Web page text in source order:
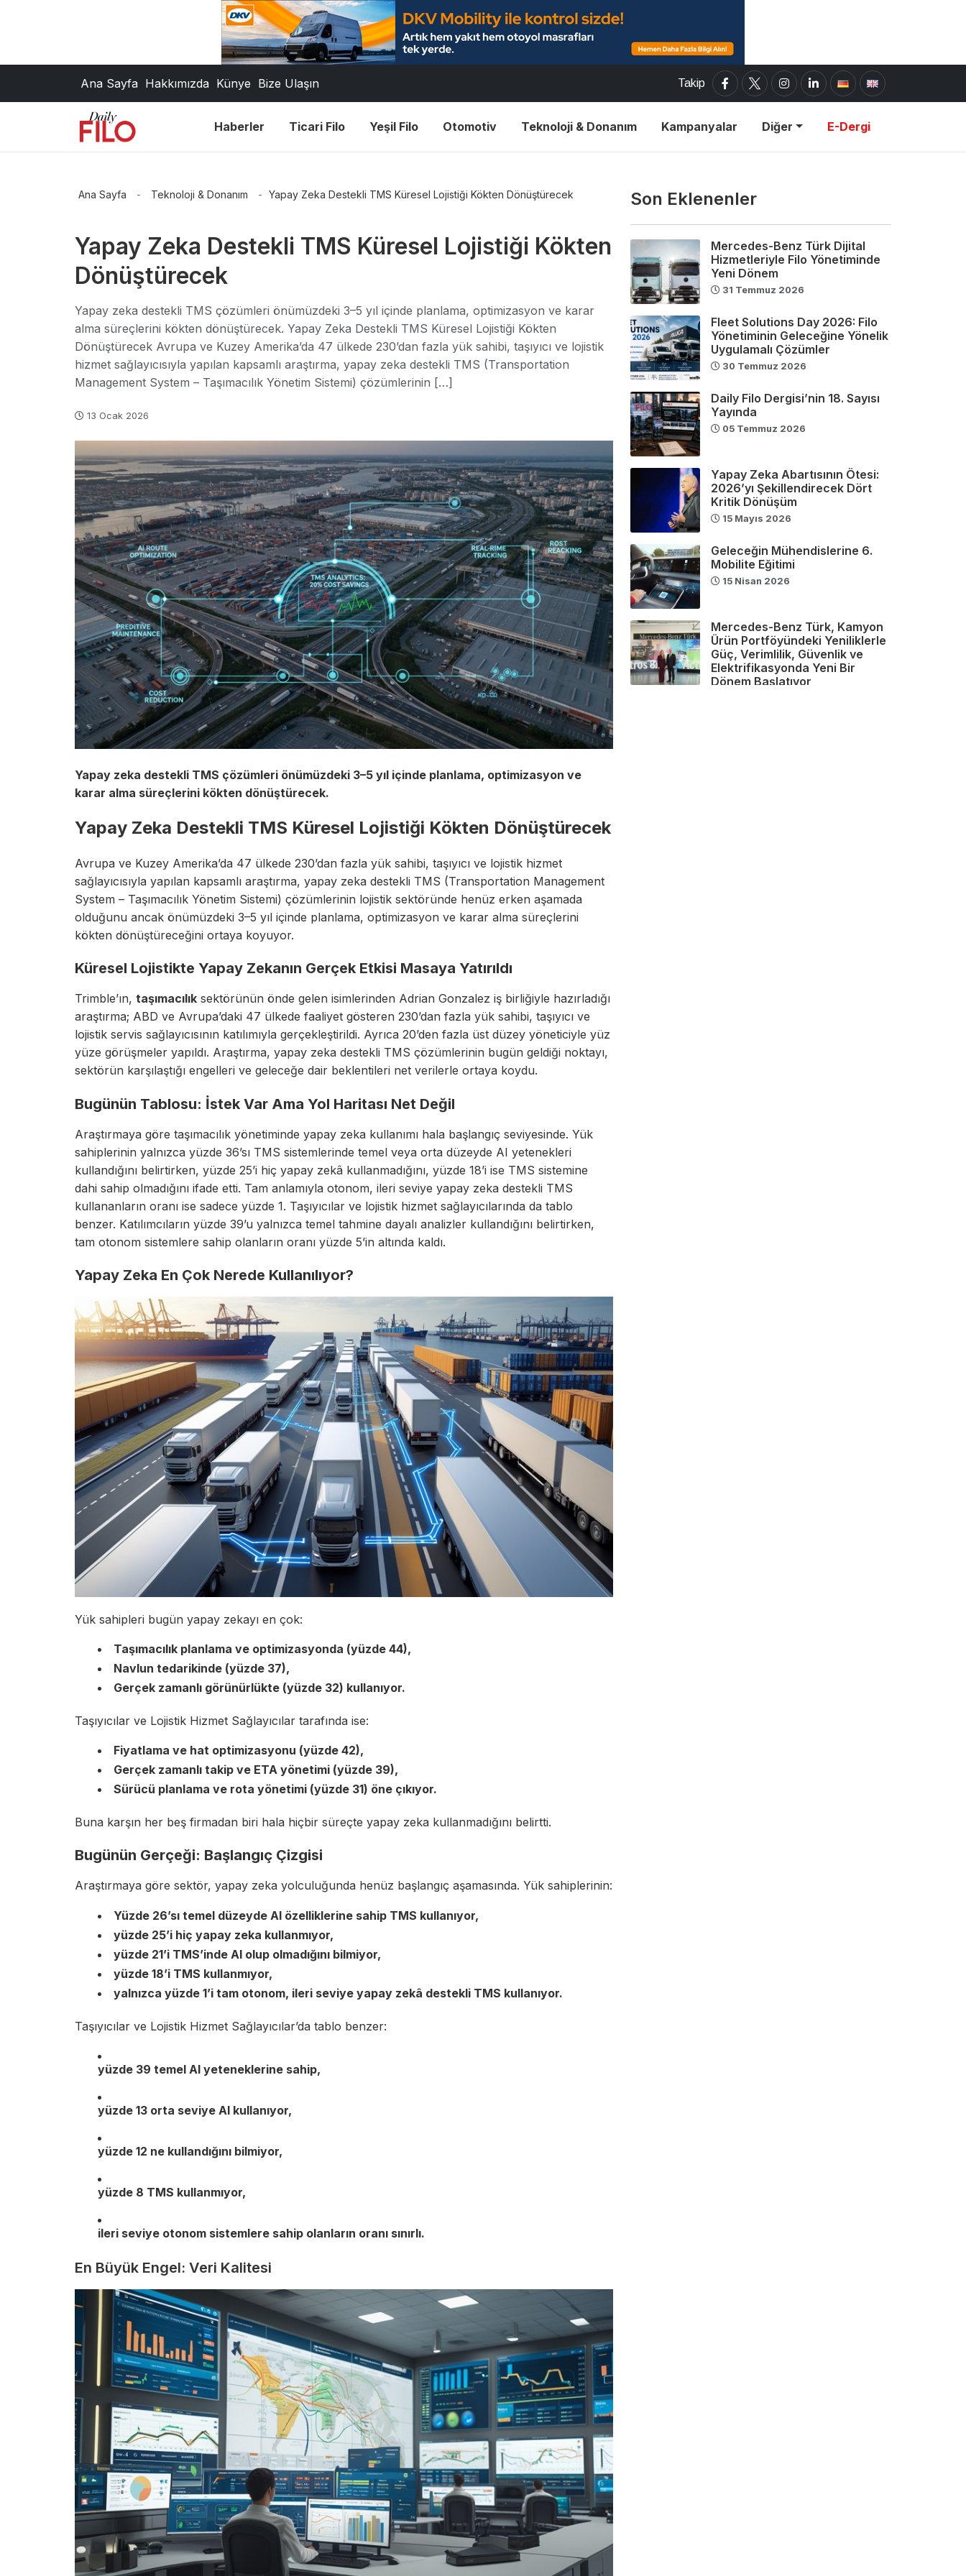
Ana Sayfa Hakkımızda Künye Bize Ulaşın Takip
Haberler Ticari Filo Yeşil Filo Otomotiv Teknoloji & Donanım Kampanyalar Diğer E-Dergi
Ana Sayfa - Teknoloji & Donanım - Yapay Zeka Destekli TMS Küresel Lojistiği Kökten Dönüştürecek
Yapay Zeka Destekli TMS Küresel Lojistiği Kökten
Dönüştürecek
Yapay zeka destekli TMS çözümleri önümüzdeki 3–5 yıl içinde planlama, optimizasyon ve karar
alma süreçlerini kökten dönüştürecek. Yapay Zeka Destekli TMS Küresel Lojistiği Kökten
Dönüştürecek Avrupa ve Kuzey Amerika’da 47 ülkede 230’dan fazla yük sahibi, taşıyıcı ve lojistik
hizmet sağlayıcısıyla yapılan kapsamlı araştırma, yapay zeka destekli TMS (Transportation
Management System – Taşımacılık Yönetim Sistemi) çözümlerinin […]
13 Ocak 2026
Yapay zeka destekli TMS çözümleri önümüzdeki 3–5 yıl içinde planlama, optimizasyon ve
karar alma süreçlerini kökten dönüştürecek.
Yapay Zeka Destekli TMS Küresel Lojistiği Kökten Dönüştürecek
Avrupa ve Kuzey Amerika’da 47 ülkede 230’dan fazla yük sahibi, taşıyıcı ve lojistik hizmet
sağlayıcısıyla yapılan kapsamlı araştırma, yapay zeka destekli TMS (Transportation Management
System – Taşımacılık Yönetim Sistemi) çözümlerinin lojistik sektöründe henüz erken aşamada
olduğunu ancak önümüzdeki 3–5 yıl içinde planlama, optimizasyon ve karar alma süreçlerini
kökten dönüştüreceğini ortaya koyuyor.
Küresel Lojistikte Yapay Zekanın Gerçek Etkisi Masaya Yatırıldı
Trimble’ın, taşımacılık sektörünün önde gelen isimlerinden Adrian Gonzalez iş birliğiyle hazırladığı
araştırma; ABD ve Avrupa’daki 47 ülkede faaliyet gösteren 230’dan fazla yük sahibi, taşıyıcı ve
lojistik servis sağlayıcısının katılımıyla gerçekleştirildi. Ayrıca 20’den fazla üst düzey yöneticiyle yüz
yüze görüşmeler yapıldı. Araştırma, yapay zeka destekli TMS çözümlerinin bugün geldiği noktayı,
sektörün karşılaştığı engelleri ve geleceğe dair beklentileri net verilerle ortaya koydu.
Bugünün Tablosu: İstek Var Ama Yol Haritası Net Değil
Araştırmaya göre taşımacılık yönetiminde yapay zeka kullanımı hala başlangıç seviyesinde. Yük
sahiplerinin yalnızca yüzde 36’sı TMS sistemlerinde temel veya orta düzeyde AI yetenekleri
kullandığını belirtirken, yüzde 25’i hiç yapay zekâ kullanmadığını, yüzde 18’i ise TMS sistemine
dahi sahip olmadığını ifade etti. Tam anlamıyla otonom, ileri seviye yapay zeka destekli TMS
kullananların oranı ise sadece yüzde 1. Taşıyıcılar ve lojistik hizmet sağlayıcılarında da tablo
benzer. Katılımcıların yüzde 39’u yalnızca temel tahmine dayalı analizler kullandığını belirtirken,
tam otonom sistemlere sahip olanların oranı yüzde 5’in altında kaldı.
Yapay Zeka En Çok Nerede Kullanılıyor?
Yük sahipleri bugün yapay zekayı en çok:
Taşımacılık planlama ve optimizasyonda (yüzde 44),
Navlun tedarikinde (yüzde 37),
Gerçek zamanlı görünürlükte (yüzde 32) kullanıyor.
Taşıyıcılar ve Lojistik Hizmet Sağlayıcılar tarafında ise:
Fiyatlama ve hat optimizasyonu (yüzde 42),
Gerçek zamanlı takip ve ETA yönetimi (yüzde 39),
Sürücü planlama ve rota yönetimi (yüzde 31) öne çıkıyor.
Buna karşın her beş firmadan biri hala hiçbir süreçte yapay zeka kullanmadığını belirtti.
Bugünün Gerçeği: Başlangıç Çizgisi
Araştırmaya göre sektör, yapay zeka yolculuğunda henüz başlangıç aşamasında. Yük sahiplerinin:
Yüzde 26’sı temel düzeyde AI özelliklerine sahip TMS kullanıyor,
yüzde 25’i hiç yapay zeka kullanmıyor,
yüzde 21’i TMS’inde AI olup olmadığını bilmiyor,
yüzde 18’i TMS kullanmıyor,
yalnızca yüzde 1’i tam otonom, ileri seviye yapay zekâ destekli TMS kullanıyor.
Taşıyıcılar ve Lojistik Hizmet Sağlayıcılar’da tablo benzer:
yüzde 39 temel AI yeteneklerine sahip,
yüzde 13 orta seviye AI kullanıyor,
yüzde 12 ne kullandığını bilmiyor,
yüzde 8 TMS kullanmıyor,
ileri seviye otonom sistemlere sahip olanların oranı sınırlı.
En Büyük Engel: Veri Kalitesi
Son Eklenenler
Mercedes-Benz Türk Dijital
Hizmetleriyle Filo Yönetiminde
Yeni Dönem
31 Temmuz 2026
Fleet Solutions Day 2026: Filo
Yönetiminin Geleceğine Yönelik
Uygulamalı Çözümler
30 Temmuz 2026
Daily Filo Dergisi’nin 18. Sayısı
Yayında
05 Temmuz 2026
Yapay Zeka Abartısının Ötesi:
2026’yı Şekillendirecek Dört
Kritik Dönüşüm
15 Mayıs 2026
Geleceğin Mühendislerine 6.
Mobilite Eğitimi
15 Nisan 2026
Mercedes-Benz Türk, Kamyon
Ürün Portföyündeki Yeniliklerle
Güç, Verimlilik, Güvenlik ve
Elektrifikasyonda Yeni Bir
Dönem Başlatıyor